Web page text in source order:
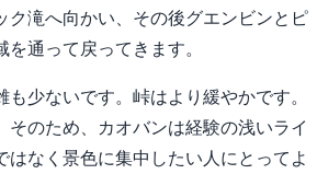
ク滝へ向かい、その後グエンビンとピ
通って戻ってきます。
少ないです。峠はより緩やかです。
そのため、カオバンは経験の浅いライ
はなく景色に集中したい人にとってよ